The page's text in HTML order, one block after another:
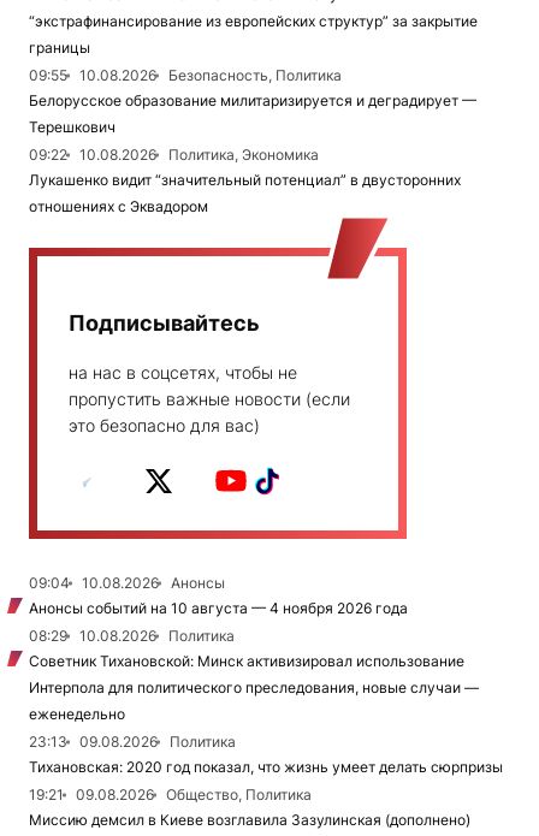
“экстрафинансирование из европейских структур” за закрытие
границы
09:55
10.08.2026
Безопасность, Политика
Белорусское образование милитаризируется и деградирует —
Терешкович
09:22
10.08.2026
Политика, Экономика
Лукашенко видит “значительный потенциал” в двусторонних
отношениях с Эквадором
Подписывайтесь
на нас в соцсетях, чтобы не
пропустить важные новости (если
это безопасно для вас)
09:04 10.08.2026
Анонсы
Анонсы событий на 10 августа — 4 ноября 2026 года
08:29
10.08.2026
Политика
Советник Тихановской: Минск активизировал использование
Интерпола для политического преследования, новые случаи —
еженедельно
23:13
09.08.2026
Политика
Тихановская: 2020 год показал, что жизнь умеет делать сюрпризы
19:21
09.08.2026
Общество, Политика
Миссию демсил в Киеве возглавила Зазулинская (дополнено)